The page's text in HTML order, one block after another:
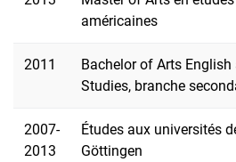
américaines
2011
Bachelor of Arts
Studies, branche
2007-
2013
Études aux universités
Göttingen